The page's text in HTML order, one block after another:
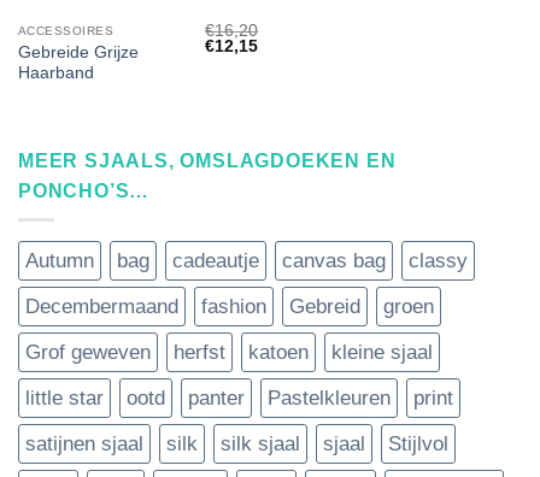
ACCESSOIRES
Gebreide Grijze
Haarband
€16,20
Oorspronkelijke
€12,15Huidige
MEER SJAALS, OMSLAGDOEKEN EN
PONCHO’S…
Autumn bag cadeautje canvas bag
classy
Decembermaand
fashion Gebreid
groen
Grof geweven
herfst katoen
kleine sjaal
little star
ootd panter Pastelkleuren
print
satijnen sjaal
silk silk sjaal sjaal
Stijlvol